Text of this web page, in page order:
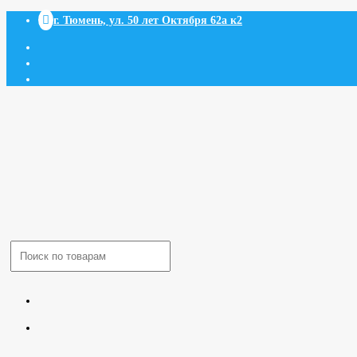
 г. Тюмень, ул. 50 лет Октября 62а к2